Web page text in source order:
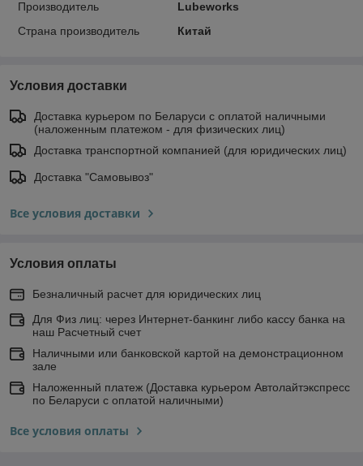
Производитель
Lubeworks
Страна производитель
Китай
Условия доставки
Доставка курьером по Беларуси с оплатой наличными
(наложенным платежом - для физических лиц)
Доставка транспортной компанией (для юридических лиц)
Доставка "Самовывоз"
Все условия доставки
Условия оплаты
Безналичный расчет для юридических лиц
Для Физ лиц: через Интернет-банкинг либо кассу банка на
наш Расчетный счет
Наличными или банковской картой на демонстрационном
зале
Наложенный платеж (Доставка курьером Автолайтэкспресс
по Беларуси с оплатой наличными)
Все условия оплаты